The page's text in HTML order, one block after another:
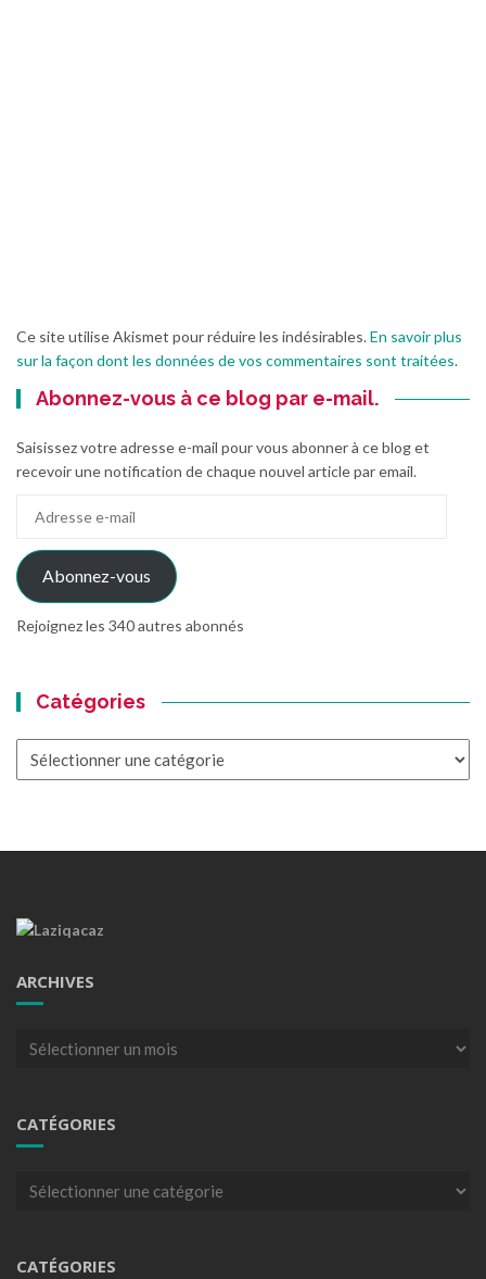
Ce site utilise Akismet pour réduire les indésirables.En savoir plus
sur la façon dont les données de vos commentaires sont traitées.
Abonnez-vous à ce blog par e-mail.
Saisissez votre adresse e-mail pour vous abonner à ce blog et
recevoir une notification de chaque nouvel article par email.
mail
Abonnez-vous
Rejoignez les 340 autres abonnés
Catégories
ARCHIVES
Archives
CATÉGORIES
Catégories
CATÉGORIES